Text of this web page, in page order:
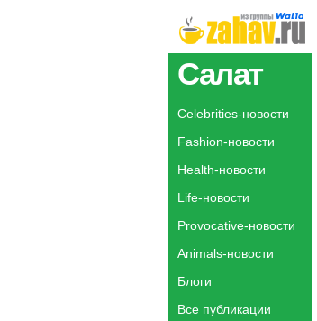
Салат
Celebrities-новости
Fashion-новости
Health-новости
Life-новости
Provocative-новости
Animals-новости
Блоги
Все публикации